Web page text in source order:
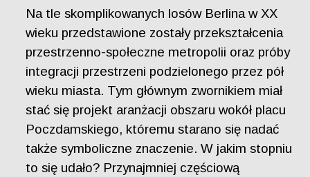
Na tle skomplikowanych losów Berlina w XX
wieku przedstawione zostały przekształcenia
przestrzenno-społeczne metropolii oraz próby
integracji przestrzeni podzielonego przez pół
wieku miasta. Tym głównym zwornikiem miał
stać się projekt aranżacji obszaru wokół placu
Poczdamskiego, któremu starano się nadać
także symboliczne znaczenie. W jakim stopniu
to się udało? Przynajmniej częściową